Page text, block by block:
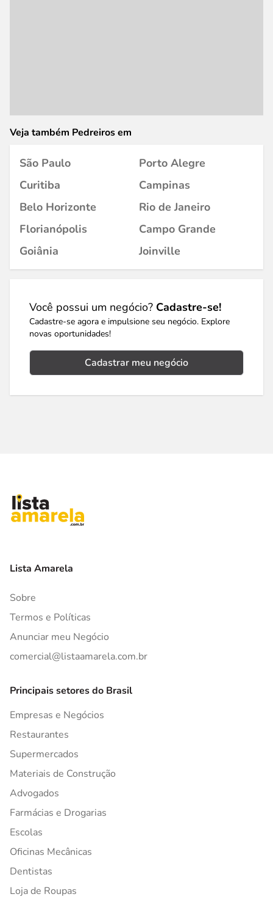
Veja também Pedreiros em
São Paulo
Porto Alegre
Curitiba
Campinas
Belo Horizonte
Rio de Janeiro
Florianópolis
Campo Grande
Goiânia
Joinville
Você possui um negócio? Cadastre-se!
Cadastre-se agora e impulsione seu negócio. Explore
novas oportunidades!
Cadastrar meu negócio
Lista Amarela
Sobre
Termos e Políticas
Anunciar meu Negócio
comercial@listaamarela.com.br
Principais setores do Brasil
Empresas e Negócios
Restaurantes
Supermercados
Materiais de Construção
Advogados
Farmácias e Drogarias
Escolas
Oficinas Mecânicas
Dentistas
Loja de Roupas